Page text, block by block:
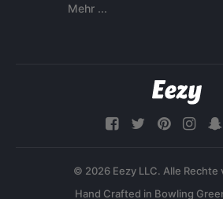
Mehr ...
© 2026 Eezy LLC. Alle Rechte